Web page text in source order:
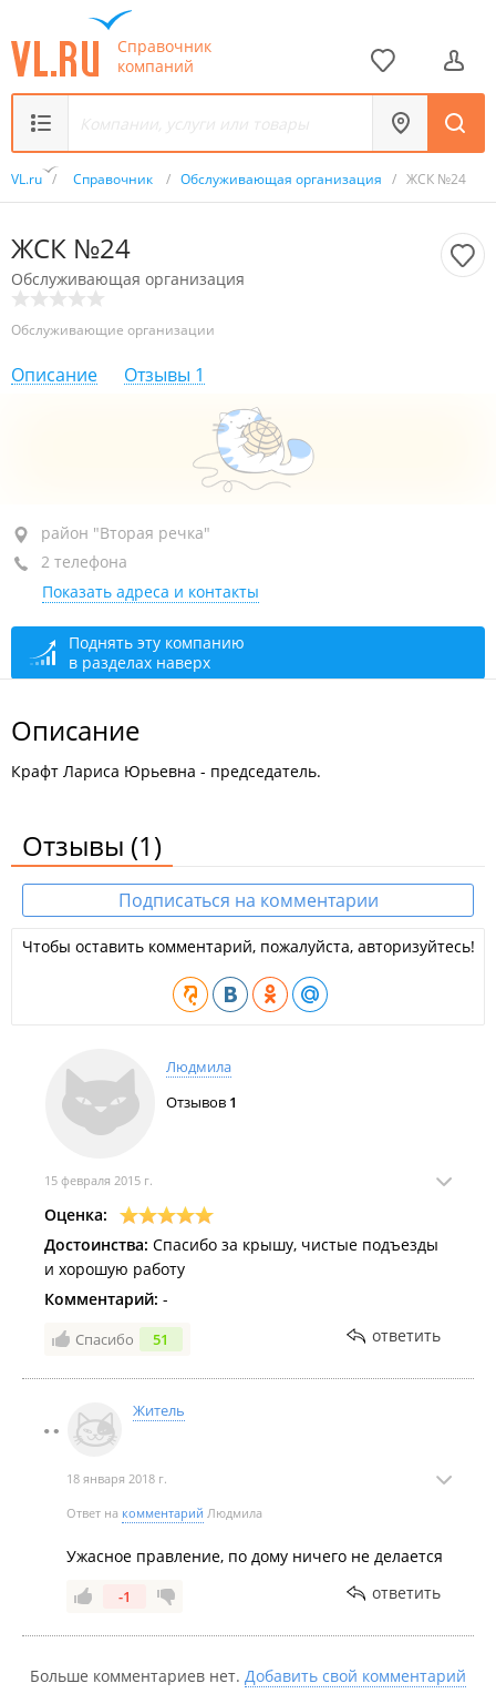
Справочник
компаний
VL.ru / Справочник / Обслуживающая организация / ЖСК №24
ЖСК №24
Обслуживающая организация
Обслуживающие организации
Описание Отзывы 1
район "Вторая речка", ул. Кирова, 30
кв. 10
+7 908 440-81-04бухгалтерия
+7 904 628-12-23
сегодня закрыто
район "Вторая речка"
2 телефона
Показать адреса и контакты
Поднять эту компанию
в разделах наверх
Описание
Крафт Лариса Юрьевна - председатель.
Отзывы (1)
Подписаться на комментарии
Чтобы оставить комментарий, пожалуйста, авторизуйтесь!
Людмила
Отзывов 1
15 февраля 2015 г.
Оценка:
Достоинства: Спасибо за крышу, чистые подъезды
и хорошую работу
Комментарий: -
Спасибо 51 ответить
Житель
18 января 2018 г.
Ответ на комментарий Людмила
Ужасное правление, по дому ничего не делается
-1 ответить
Больше комментариев нет. Добавить свой комментарий